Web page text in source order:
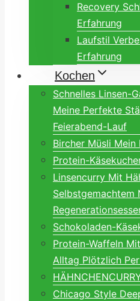
Recovery
Erfahrung
Laufstil
Erfahrung
Kochen
Schnelles Linsen-
Meine Perfekte
Feierabend-Lauf
Bircher Müsli
Protein-
Linsencurry Mit
Selbstgemachtem
Schokoladen-
Protein-Waffeln
Alltag Plötzlich
Chicago Style